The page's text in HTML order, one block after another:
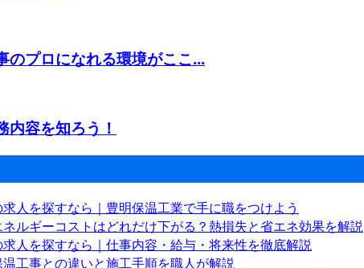
のプロになれる環境がここ...
内容を知ろう！
人を探すなら｜豊明保温工業で手に職をつけよう
ルギーコストはどれだけ下がる？熱損失と省エネ効果を解説
人を探すなら｜仕事内容・給与・将来性を徹底解説
工事との違いと施工手順を職人が解説